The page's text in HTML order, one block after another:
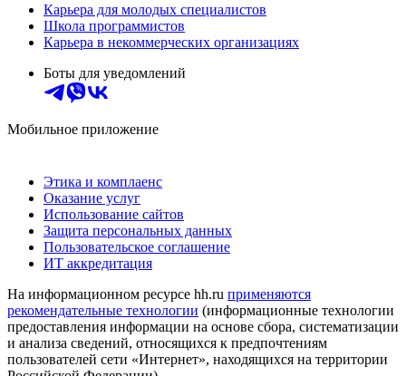
Карьера для молодых специалистов
Школа программистов
Карьера в некоммерческих организациях
Боты для уведомлений
Мобильное приложение
Этика и комплаенс
Оказание услуг
Использование сайтов
Защита персональных данных
Пользовательское соглашение
ИТ аккредитация
На информационном ресурсе hh.ru применяются
рекомендательные технологии (информационные технологии
предоставления информации на основе сбора, систематизации
и анализа сведений, относящихся к предпочтениям
пользователей сети «Интернет», находящихся на территории